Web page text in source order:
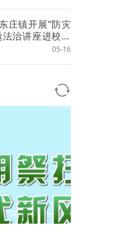
庄镇开展“防灾
治讲座进校园
05-16